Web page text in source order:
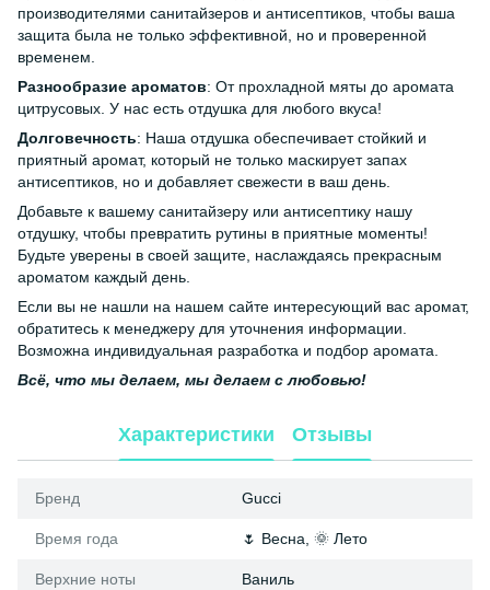
производителями санитайзеров и антисептиков, чтобы ваша
защита была не только эффективной, но и проверенной
временем.
Разнообразие ароматов: От прохладной мяты до аромата
цитрусовых. У нас есть отдушка для любого вкуса!
Долговечность: Наша отдушка обеспечивает стойкий и
приятный аромат, который не только маскирует запах
антисептиков, но и добавляет свежести в ваш день.
Добавьте к вашему санитайзеру или антисептику нашу
отдушку, чтобы превратить рутины в приятные моменты!
Будьте уверены в своей защите, наслаждаясь прекрасным
ароматом каждый день.
Если вы не нашли на нашем сайте интересующий вас аромат,
обратитесь к менеджеру для уточнения информации.
Возможна индивидуальная разработка и подбор аромата.
Всё, что мы делаем, мы делаем с любовью!
Характеристики Отзывы
Бренд Gucci
Время года 🌷 Весна, 🌞 Лето
Верхние ноты Ваниль